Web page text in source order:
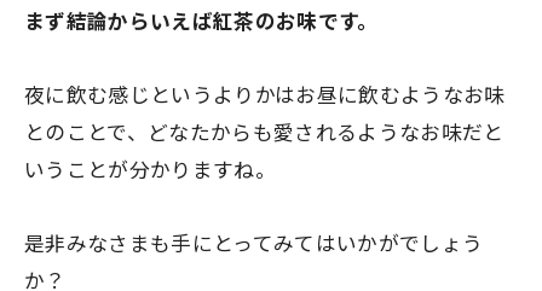
まず結論からいえば紅茶のお味です。
夜に飲む感じというよりかはお昼に飲むようなお味
とのことで、どなたからも愛されるようなお味だと
いうことが分かりますね。
是非みなさまも手にとってみてはいかがでしょう
か？